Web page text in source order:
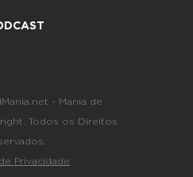
- Mania de
Todos os Direitos
Privacidade